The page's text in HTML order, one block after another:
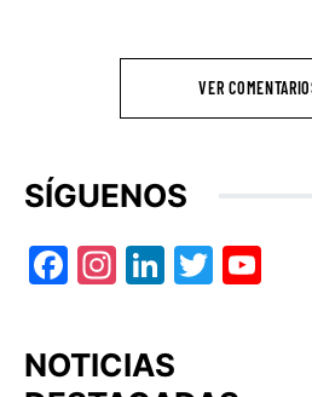
VER
SÍGUENOS
Facebook
Instagram
LinkedIn
Twitter
NOTICIAS